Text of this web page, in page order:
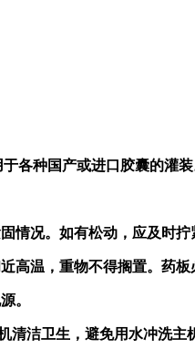
各种国产或进口胶囊的灌
情况。如有松动，应及时拧
高温，重物不得搁置。药板
。
洁卫生，避免用水冲洗